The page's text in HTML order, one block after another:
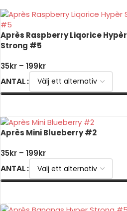
Après Raspberry Liqorice Hypèr
Strong #5
35kr – 199kr
ANTAL
Après Mini Blueberry #2
35kr – 199kr
ANTAL